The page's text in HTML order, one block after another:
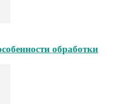
обработки